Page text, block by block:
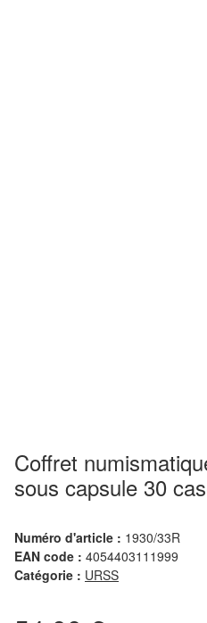
Coffret
sous capsule 30
Numéro d'article : 1930/33R
EAN code : 4054403111999
Catégorie : URSS